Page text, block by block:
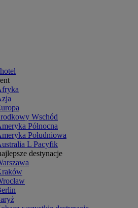
Wschód
Północna
Południowa
L Pacyfik
destynacje